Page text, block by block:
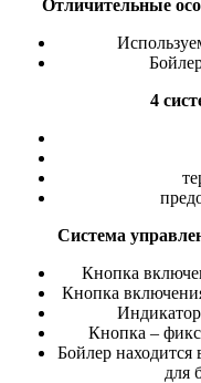
Отличительные
4
Система
Кнопка
Кнопка
Кнопка –
Бойлер находится
для